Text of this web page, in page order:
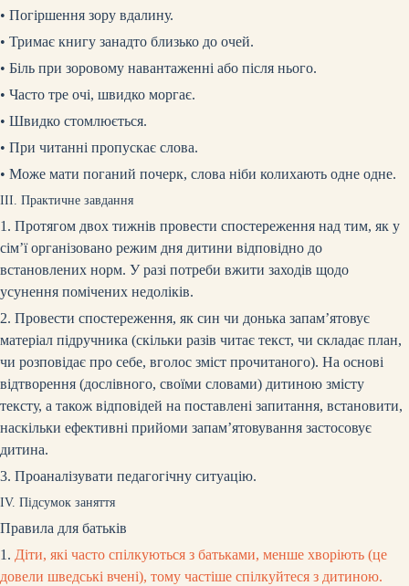
• Погіршення зору вдалину.
• Тримає книгу занадто близько до очей.
• Біль при зоровому навантаженні або після нього.
• Часто тре очі, швидко моргає.
• Швидко стомлюється.
• При читанні пропускає слова.
• Може мати поганий почерк, слова ніби колихають одне одне.
ІІІ. Практичне завдання
1. Протягом двох тижнів провести спостереження над тим, як у
сім’ї організовано режим дня дитини відповідно до
встановлених норм. У разі потреби вжити заходів щодо
усунення помічених недоліків.
2. Провести спостереження, як син чи донька запам’ятовує
матеріал підручника (скільки разів читає текст, чи складає план,
чи розповідає про себе, вголос зміст прочитаного). На основі
відтворення (дослівного, своїми словами) дитиною змісту
тексту, а також відповідей на поставлені запитання, встановити,
наскільки ефективні прийоми запам’ятовування застосовує
дитина.
3. Проаналізувати педагогічну ситуацію.
IV. Підсумок заняття
Правила для батьків
1. Діти, які часто спілкуються з батьками, менше хворіють (це
довели шведські вчені), тому частіше спілкуйтеся з дитиною.